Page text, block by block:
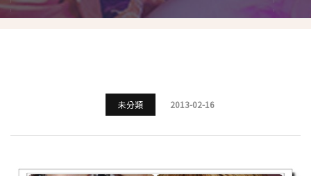
未分類 2013-02-16